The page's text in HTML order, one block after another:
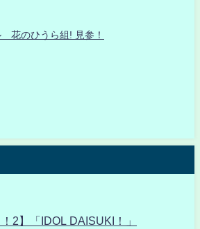
花のひうら組! 見参！
2】「IDOL DAISUKI！」